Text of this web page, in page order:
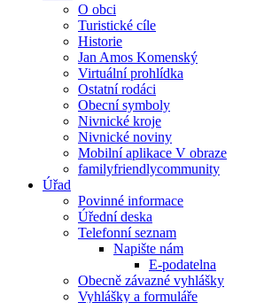
O obci
Turistické cíle
Historie
Jan Amos Komenský
Virtuální prohlídka
Ostatní rodáci
Obecní symboly
Nivnické kroje
Nivnické noviny
Mobilní aplikace V obraze
familyfriendlycommunity
Úřad
Povinné informace
Úřední deska
Telefonní seznam
Napište nám
E-podatelna
Obecně závazné vyhlášky
Vyhlášky a formuláře